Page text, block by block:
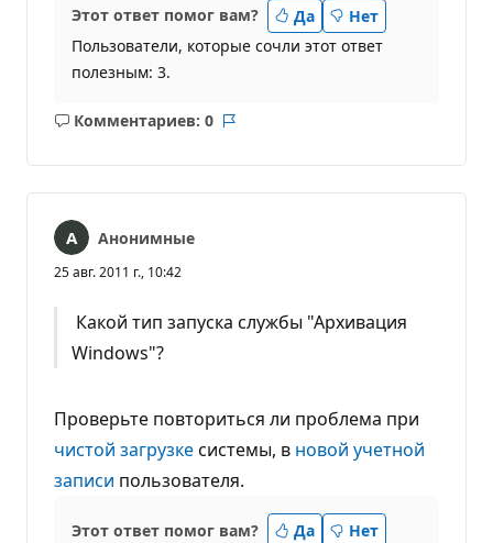
Этот ответ помог вам? Да
Нет
Пользователи, которые сочли этот ответ
полезным: 3.
Комментариев: 0
Без
Анонимные
25 авг. 2011 г., 10:42
Какой тип запуска службы "Архивация
Windows"?
Проверьте повториться ли проблема при
чистой загрузкесистемы, в новой учетной
записи пользователя.
Этот ответ помог вам? Да Нет